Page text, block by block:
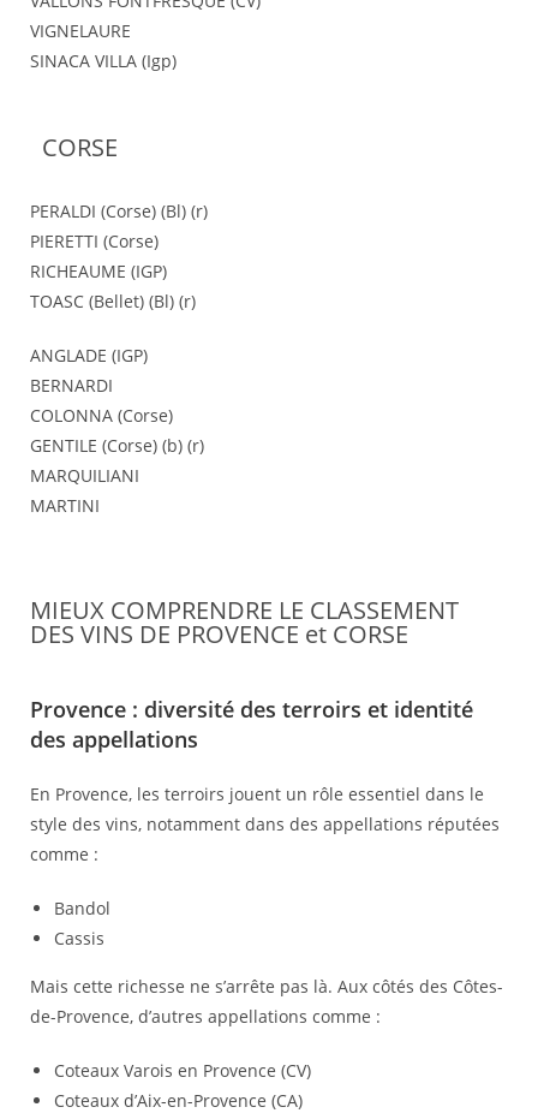
VIGNELAURE
SINACA VILLA (Igp)
CORSE
PERALDI (Corse) (Bl) (r)
PIERETTI (Corse)
RICHEAUME (IGP)
TOASC (Bellet) (Bl) (r)
ANGLADE (IGP)
BERNARDI
COLONNA (Corse)
GENTILE (Corse) (b) (r)
MARQUILIANI
MARTINI
MIEUX COMPRENDRE LE CLASSEMENT
DES VINS DE PROVENCE et CORSE
Provence : diversité des terroirs et identité
des appellations
En Provence, les terroirs jouent un rôle essentiel dans le
style des vins, notamment dans des appellations réputées
comme :
Bandol
Cassis
Mais cette richesse ne s’arrête pas là. Aux côtés des Côtes-
de-Provence, d’autres appellations comme :
Coteaux Varois en Provence (CV)
Coteaux d’Aix-en-Provence (CA)